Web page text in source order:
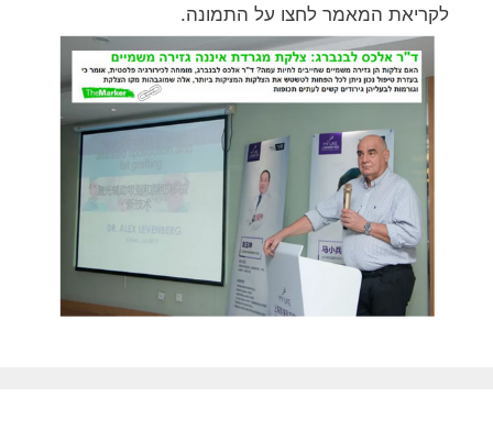
לקריאת המאמר לחצו על התמונה.